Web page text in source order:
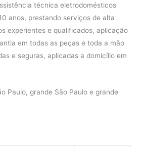
técnica eletrodomésticos
anos, prestando serviços de alta
experientes e qualificados, aplicação
em todas as peças e toda a mão
e seguras, aplicadas a domicílio em
Paulo, grande São Paulo e grande